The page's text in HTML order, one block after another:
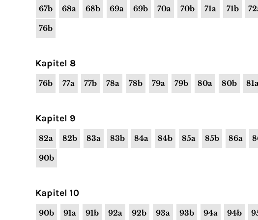
67b 68a 68b 69a 69b 70a 70b 71a 71b
76b
Kapitel 8
76b 77a 77b 78a 78b 79a 79b 80a 80b
Kapitel 9
82a 82b 83a 83b 84a 84b 85a 85b 86a
90b
Kapitel 10
90b 91a 91b 92a 92b 93a 93b 94a 94b